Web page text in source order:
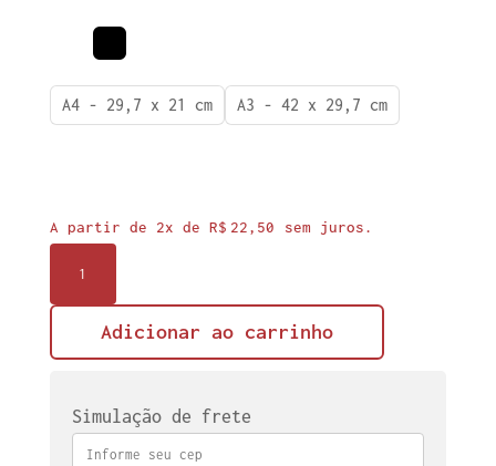
A4 - 29,7 x 21 cm A3 - 42 x 29,7 cm
A partir de 2x de R$ 22,50 sem juros.
quantidade
Adicionar ao carrinho
Simulação de frete